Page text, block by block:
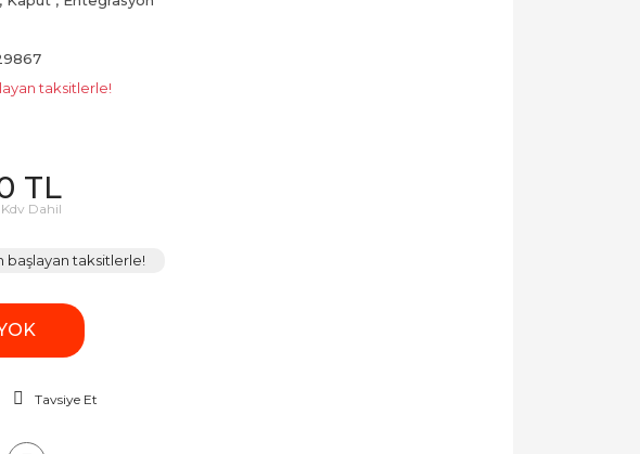
taksitlerle!
TL
Kdv Dahil
başlayan taksitlerle!
Tavsiye Et